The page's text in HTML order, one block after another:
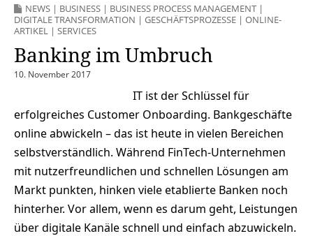
NEWS | BUSINESS | BUSINESS PROCESS MANAGEMENT |
DIGITALE TRANSFORMATION | GESCHÄFTSPROZESSE | ONLINE-
ARTIKEL | SERVICES
Banking im Umbruch
10. November 2017
IT ist der Schlüssel für
erfolgreiches Customer Onboarding. Bankgeschäfte
online abwickeln – das ist heute in vielen Bereichen
selbstverständlich. Während FinTech-Unternehmen
mit nutzerfreundlichen und schnellen Lösungen am
Markt punkten, hinken viele etablierte Banken noch
hinterher. Vor allem, wenn es darum geht, Leistungen
über digitale Kanäle schnell und einfach abzuwickeln.